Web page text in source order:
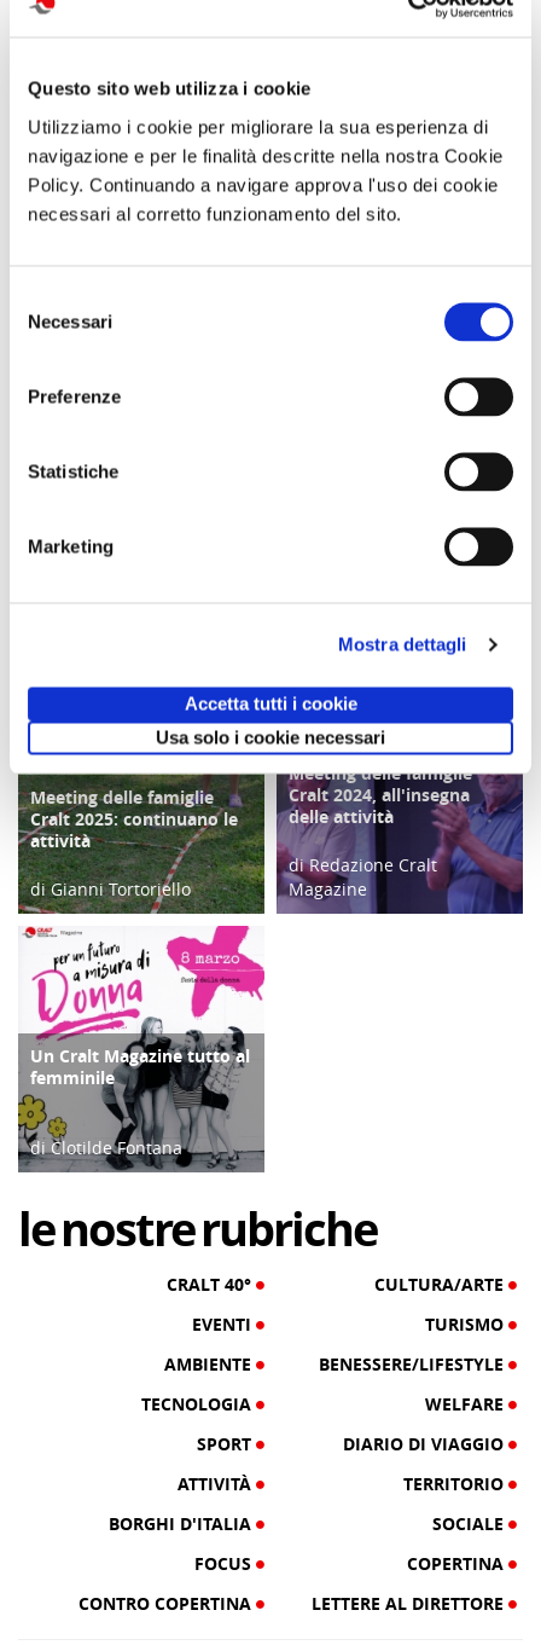
Questo sito web utilizza i cookie
Utilizziamo i cookie per migliorare la sua esperienza di
navigazione e per le finalità descritte nella nostra Cookie
Policy. Continuando a navigare approva l'uso dei cookie
necessari al corretto funzionamento del sito.
delNecessari
Preferenze
Statistiche
Marketing
Mostra dettagli
Accetta tutti i cookie
Usa solo i cookie necessari
DI BOSCOREALE
ore 10:00
Napoli 03, Agosto
2026
SOGGIORNO A
Olympus - dal 10
al 13 settembre
o dall 11 al 13
Venezia Mestre, 03
Agosto 2026
potrebbero interessarti
COPERTINA
Meeting delle famiglie
Cralt 2025: continuano le
attività
di Gianni Tortoriello
03/09/25
COPERTINA
Meeting delle famiglie
Cralt 2024, all'insegna
delle attività
di Redazione Cralt
Magazine
COPERTINA
Un Cralt Magazine tutto al
femminile
di Clotilde Fontana
lenostrerubriche
CRALT 40°
CULTURA/ARTE
EVENTI
TURISMO
AMBIENTE
BENESSERE/LIFESTYLE
TECNOLOGIA
WELFARE
SPORT
DIARIO DI VIAGGIO
ATTIVITÀ
TERRITORIO
BORGHI D'ITALIA
SOCIALE
FOCUS
COPERTINA
CONTRO COPERTINA
LETTERE AL DIRETTORE